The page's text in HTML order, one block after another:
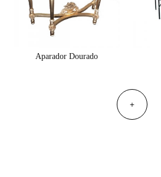
Aparador Dourado
+